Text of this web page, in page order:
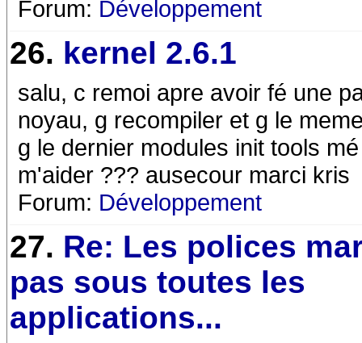
Forum: Développement
26. kernel 2.6.1
salu, c remoi apre avoir fé une
noyau, g recompiler et g le
g le dernier modules init tools
m'aider ??? ausecour marci kris
Forum: Développement
27. Re: Les polices
pas sous toutes les
applications...